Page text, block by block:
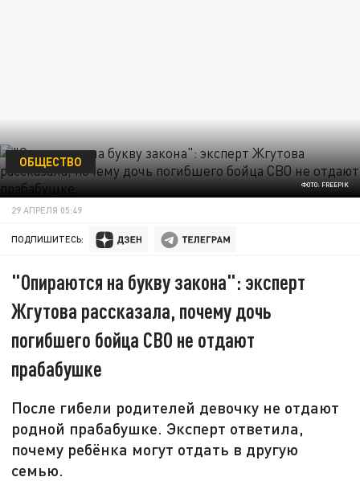
ФОТО: FREEPIK
ОБЩЕСТВО
29 АПРЕЛЯ 05:49
ПОДПИШИТЕСЬ:
"Опираются на букву закона": эксперт
Жгутова рассказала, почему дочь
погибшего бойца СВО не отдают
прабабушке
После гибели родителей девочку не отдают
родной прабабушке. Эксперт ответила,
почему ребёнка могут отдать в другую
семью.